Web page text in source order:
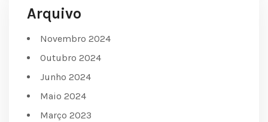
Arquivo
Novembro 2024
Outubro 2024
Junho 2024
Maio 2024
Março 2023